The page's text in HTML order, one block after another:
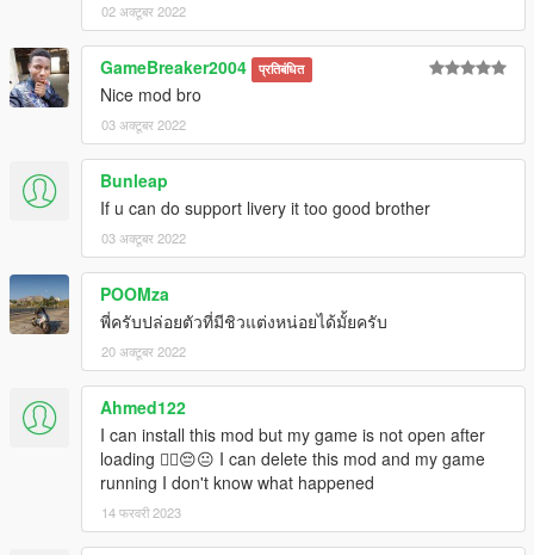
02 अक्टूबर 2022
GameBreaker2004 प्रतिबंधित
Nice mod bro
03 अक्टूबर 2022
Bunleap
If u can do support livery it too good brother
03 अक्टूबर 2022
POOMza
พี่ครับปล่อยตัวที่มีชิวแต่งหน่อยได้มั้ยครับ
20 अक्टूबर 2022
Ahmed122
I can install this mod but my game is not open after
loading 😮‍💨😔😐 I can delete this mod and my game
running I don't know what happened
14 फरवरी 2023